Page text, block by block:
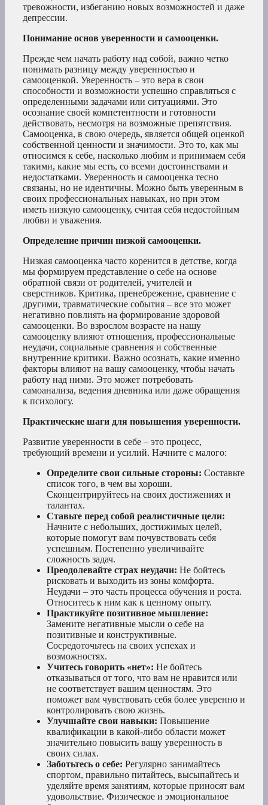
тревожности, избеганию новых возможностей и даже
депрессии.
Понимание основ уверенности и самооценки.
Прежде чем начать работу над собой, важно четко
понимать разницу между уверенностью и
самооценкой. Уверенность – это вера в свои
способности и возможности успешно справляться с
определенными задачами или ситуациями. Это
осознание своей компетентности и готовности
действовать, несмотря на возможные препятствия.
Самооценка, в свою очередь, является общей оценкой
собственной ценности и значимости. Это то, как мы
относимся к себе, насколько любим и принимаем себя
такими, какие мы есть, со всеми достоинствами и
недостатками. Уверенность и самооценка тесно
связаны, но не идентичны. Можно быть уверенным в
своих профессиональных навыках, но при этом
иметь низкую самооценку, считая себя недостойным
любви и уважения.
Определение причин низкой самооценки.
Низкая самооценка часто коренится в детстве, когда
мы формируем представление о себе на основе
обратной связи от родителей, учителей и
сверстников. Критика, пренебрежение, сравнение с
другими, травматические события – все это может
негативно повлиять на формирование здоровой
самооценки. Во взрослом возрасте на нашу
самооценку влияют отношения, профессиональные
неудачи, социальные сравнения и собственные
внутренние критики. Важно осознать, какие именно
факторы влияют на вашу самооценку, чтобы начать
работу над ними. Это может потребовать
самоанализа, ведения дневника или даже обращения
к психологу.
Практические шаги для повышения уверенности.
Развитие уверенности в себе – это процесс,
требующий времени и усилий. Начните с малого:
Определите свои сильные стороны: Составьте
список того, в чем вы хороши.
Сконцентрируйтесь на своих достижениях и
талантах.
Ставьте перед собой реалистичные цели:
Начните с небольших, достижимых целей,
которые помогут вам почувствовать себя
успешным. Постепенно увеличивайте
сложность задач.
Преодолевайте страх неудачи: Не бойтесь
рисковать и выходить из зоны комфорта.
Неудачи – это часть процесса обучения и роста.
Относитесь к ним как к ценному опыту.
Практикуйте позитивное мышление:
Замените негативные мысли о себе на
позитивные и конструктивные.
Сосредоточьтесь на своих успехах и
возможностях.
Учитесь говорить «нет»: Не бойтесь
отказываться от того, что вам не нравится или
не соответствует вашим ценностям. Это
поможет вам чувствовать себя более уверенно и
контролировать свою жизнь.
Улучшайте свои навыки: Повышение
квалификации в какой-либо области может
значительно повысить вашу уверенность в
своих силах.
Заботьтесь о себе: Регулярно занимайтесь
спортом, правильно питайтесь, высыпайтесь и
уделяйте время занятиям, которые приносят вам
удовольствие. Физическое и эмоциональное